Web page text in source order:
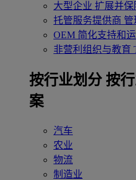
大型企业 扩展并保
托管服务提供商 管
OEM 简化支持和
非营利组织与教育
‌按行业划分 按
案
汽车
农业
物流
制造业